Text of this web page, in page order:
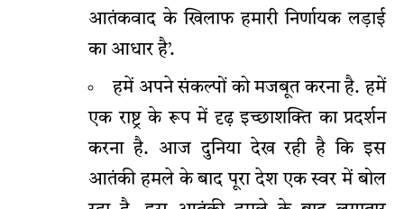
आतंकवाद के खिलाफ हमारी निर्णायक लड़ाई
का आधार है’.
हमें अपने संकल्पों को मजबूत करना है. हमें
एक राष्ट्र के रूप में दृढ़ इच्छाशक्ति का प्रदर्शन
करना है. आज दुनिया देख रही है कि इस
आतंकी हमले के बाद पूरा देश एक स्वर में बोल